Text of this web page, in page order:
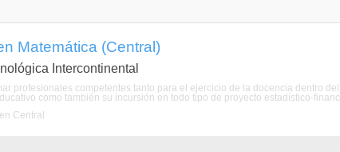
Matemática (Central)
Intercontinental
profesionales competentes tanto para el ejercicio de la docencia dentro
como también su incursión en todo tipo de proyecto estadístico-
Central